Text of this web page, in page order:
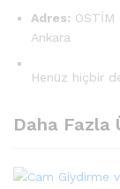
Adres: OSTİM
Ankara
Henüz hiçbir
Daha Fazla